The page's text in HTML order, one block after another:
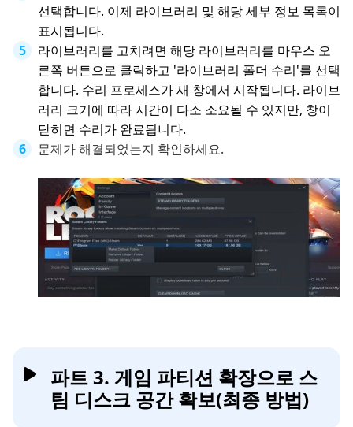
선택합니다. 이제 라이브러리 및 해당 세부 정보 목록이
표시됩니다.
라이브러리를 고치려면 해당 라이브러리를 마우스 오
른쪽 버튼으로 클릭하고 '라이브러리 폴더 수리'를 선택
합니다. 수리 프로세스가 새 창에서 시작됩니다. 라이브
러리 크기에 따라 시간이 다소 소요될 수 있지만, 창이
닫히면 수리가 완료됩니다.
문제가 해결되었는지 확인하세요.
파트 3. 게임 파티션 확장으로 스
팀 디스크 공간 확보(최종 방법)